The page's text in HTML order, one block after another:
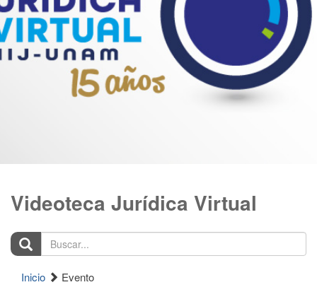
Videoteca Jurídica Virtual
Buscar...
Inicio Evento